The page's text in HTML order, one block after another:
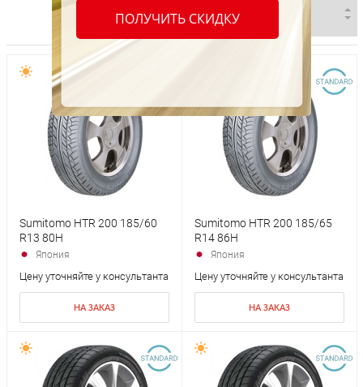
Sumitomo HTR 200 185/60
R13 80H
Япония
Цену уточняйте у консультанта
НА ЗАКАЗ
Sumitomo HTR 200 185/65
R14 86H
Япония
Цену уточняйте у консультанта
НА ЗАКАЗ
ПОЛУЧИТЬ СКИДКУ